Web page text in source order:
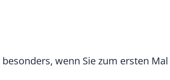
wenn Sie zum ersten